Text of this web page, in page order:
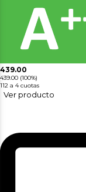
439.00
439.00 (100%)
112 a 4 cuotas
Ver producto